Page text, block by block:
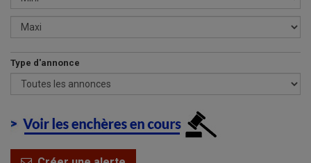
Type d'annonce